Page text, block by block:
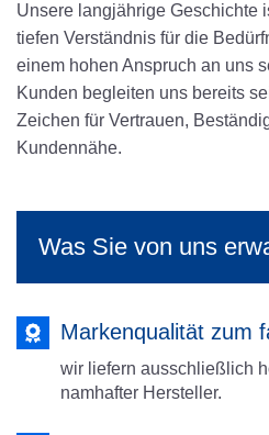
Unsere langjährige Geschichte
tiefen Verständnis für die
einem hohen Anspruch an uns
Kunden begleiten uns bereits
Zeichen für Vertrauen,
Kundennähe.
Was Sie von uns
Markenqualität zum
wir liefern ausschließlich
namhafter Hersteller.